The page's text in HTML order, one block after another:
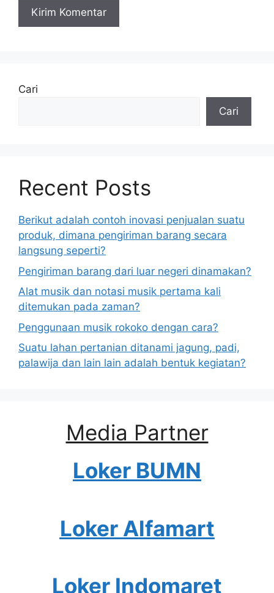
Cari
Cari
Recent Posts
Berikut adalah contoh inovasi penjualan suatu
produk, dimana pengiriman barang secara
langsung seperti?
Pengiriman barang dari luar negeri dinamakan?
Alat musik dan notasi musik pertama kali
ditemukan pada zaman?
Penggunaan musik rokoko dengan cara?
Suatu lahan pertanian ditanami jagung, padi,
palawija dan lain lain adalah bentuk kegiatan?
Media Partner
Loker BUMN
Loker Alfamart
Loker Indomaret